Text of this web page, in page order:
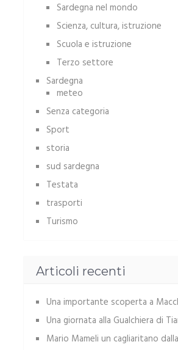
Sardegna nel mondo
Scienza, cultura, istruzione
Scuola e istruzione
Terzo settore
Sardegna
meteo
Senza categoria
Sport
storia
sud sardegna
Testata
trasporti
Turismo
Articoli recenti
Una importante scoperta a
Una giornata alla Gualchiera di
Mario Mameli un cagliaritano